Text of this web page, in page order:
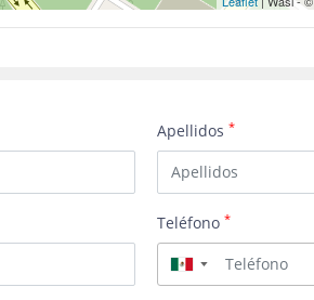
Apellidos*
Teléfono*
▼